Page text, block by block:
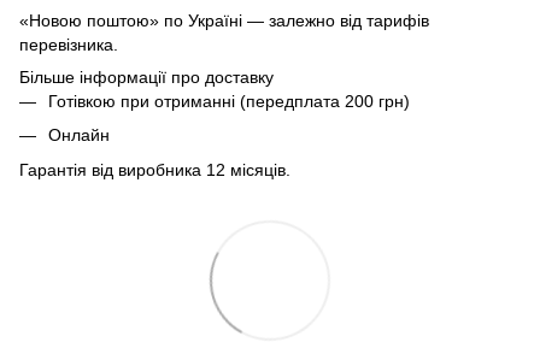
«Новою поштою» по Україні — залежно від тарифів
перевізника.
Більше інформації про доставку
Готівкою при отриманні (передплата 200 грн)
Онлайн
Гарантія від виробника 12 місяців.